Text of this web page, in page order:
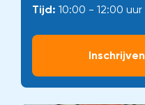
Tijd: 10:00 - 12:00 uur
Inschrijven